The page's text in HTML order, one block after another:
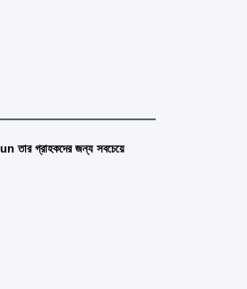
তার গ্রাহকদের জন্য সবচেয়ে